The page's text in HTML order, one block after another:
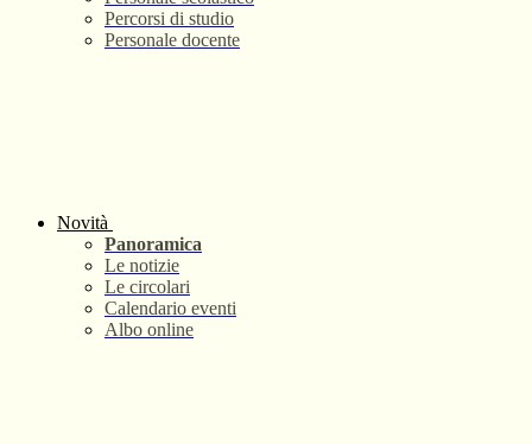
Percorsi di studio
Personale docente
Novità
Panoramica
Le notizie
Le circolari
Calendario eventi
Albo online